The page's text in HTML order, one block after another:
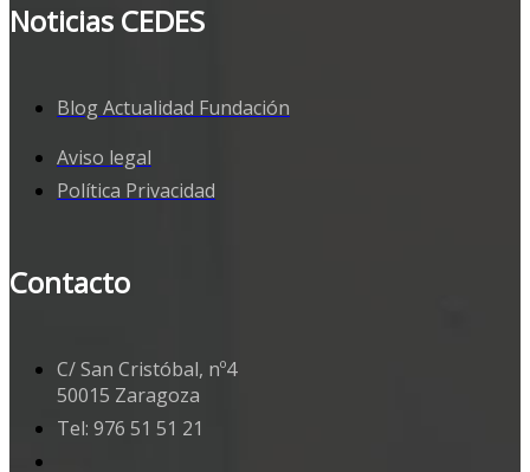
Noticias CEDES
Blog Actualidad Fundación
Aviso legal
Política Privacidad
Contacto
C/ San Cristóbal, nº4
50015 Zaragoza
Tel: 976 51 51 21